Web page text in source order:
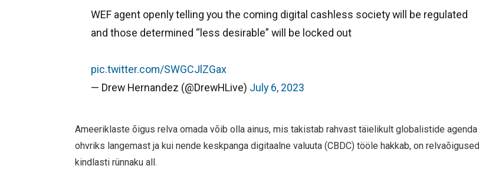
WEF agent openly telling you the coming digital cashless society will be regulated
and those determined “less desirable” will be locked out
pic.twitter.com/SWGCJlZGax
— Drew Hernandez (@DrewHLive) July 6, 2023
Ameeriklaste õigus relva omada võib olla ainus, mis takistab rahvast täielikult globalistide agenda
ohvriks langemast ja kui nende keskpanga digitaalne valuuta (CBDC) tööle hakkab, on relvaõigused
kindlasti rünnaku all.